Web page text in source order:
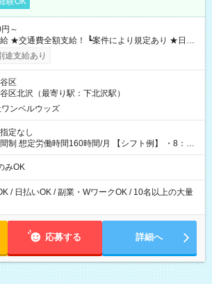
～
り ★日払
定あり） ┗働いたその日に現金GET♪ お仕事後はコ
日払い分を引き落とせます！ 【試用期間】試
途支給あり
区
区北沢（最寄り駅：下北沢駅）
ンベルウッズ
定なし
労働時間160時間/月 【シフト例】 ・8：00
みOK
/ 日払いOK / 副業・WワークOK / 10名以上の大量
応募する 詳細へ